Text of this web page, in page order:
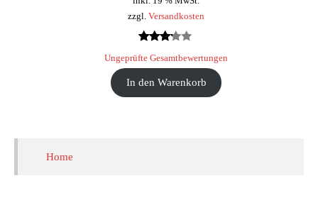
zzgl. Versandkosten
mit
3.09
von 5,
Ungeprüfte Gesamtbewertungen
In den Warenkorb
Home